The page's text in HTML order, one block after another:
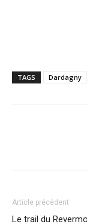
TAGS Dardagny
Article précédent
Le trail du